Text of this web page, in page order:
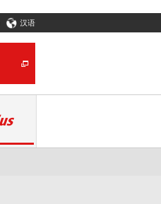
汉语